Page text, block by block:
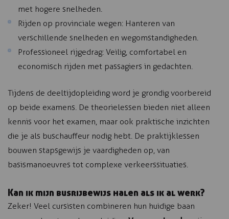
met hogere snelheden.
Rijden op provinciale wegen: Hanteren van
verschillende snelheden en wegomstandigheden.
Professioneel rijgedrag: Veilig, comfortabel en
economisch rijden met passagiers in gedachten.
Tijdens de deeltijdopleiding word je grondig voorbereid
op beide examens. De theorielessen bieden niet alleen
kennis voor het examen, maar ook praktische inzichten
die je als buschauffeur nodig hebt. De praktijklessen
bouwen stapsgewijs je vaardigheden op, van
basismanoeuvres tot complexe verkeerssituaties.
Kan ik mijn busrijbewijs halen als ik al werk?
Zeker! Veel cursisten combineren hun huidige baan